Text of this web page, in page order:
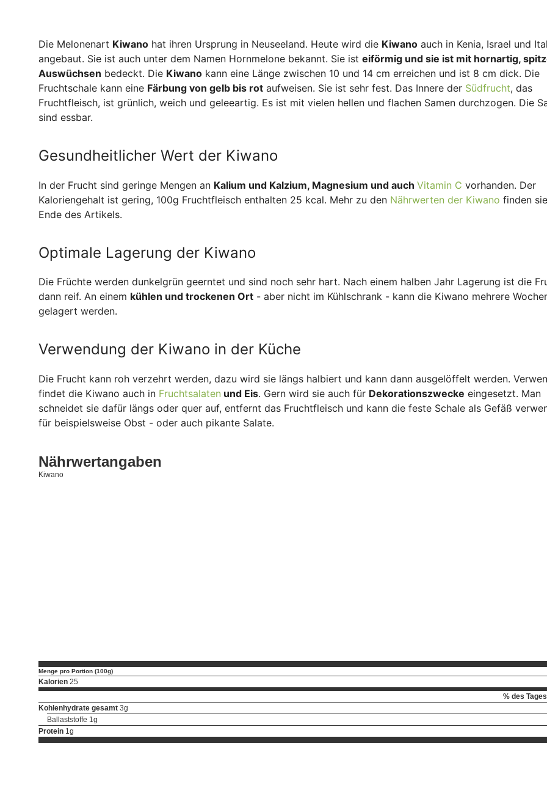
Die Melonenart Kiwano hat ihren Ursprung in Neuseeland. Heute wird die Kiwano auch in Kenia, Israel und
angebaut. Sie ist auch unter dem Namen Hornmelone bekannt. Sie ist eiförmig und sie ist mit hornartig,
Auswüchsen bedeckt. Die Kiwano kann eine Länge zwischen 10 und 14 cm erreichen und ist 8 cm dick. Die
Fruchtschale kann eine Färbung von gelb bis rot aufweisen. Sie ist sehr fest. Das Innere der Südfrucht, das
Fruchtfleisch, ist grünlich, weich und geleeartig. Es ist mit vielen hellen und flachen Samen durchzogen. Die
sind essbar.
Gesundheitlicher Wert der Kiwano
In der Frucht sind geringe Mengen an Kalium und Kalzium, Magnesium und auch Vitamin C vorhanden. Der
Kaloriengehalt ist gering, 100g Fruchtfleisch enthalten 25 kcal. Mehr zu den Nährwerten der Kiwano finden
Ende des Artikels.
Optimale Lagerung der Kiwano
Die Früchte werden dunkelgrün geerntet und sind noch sehr hart. Nach einem halben Jahr Lagerung ist die
dann reif. An einem kühlen und trockenen Ort - aber nicht im Kühlschrank - kann die Kiwano mehrere
gelagert werden.
Verwendung der Kiwano in der Küche
Die Frucht kann roh verzehrt werden, dazu wird sie längs halbiert und kann dann ausgelöffelt werden.
findet die Kiwano auch in Fruchtsalaten und Eis. Gern wird sie auch für Dekorationszwecke eingesetzt. Man
schneidet sie dafür längs oder quer auf, entfernt das Fruchtfleisch und kann die feste Schale als Gefäß
für beispielsweise Obst - oder auch pikante Salate.
Nährwertangaben
Kiwano
Menge pro Portion (100g)
Kalorien 25
% des
Kohlenhydrate gesamt 3g
Ballaststoffe 1g
Protein 1g